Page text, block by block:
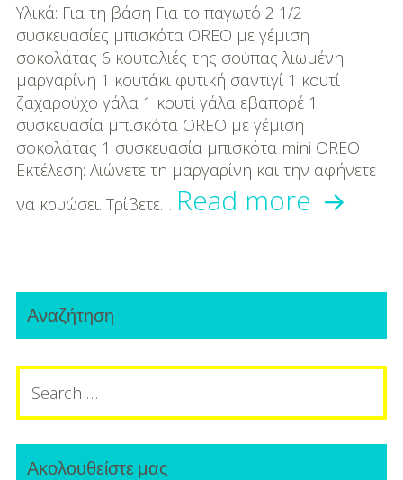
Deco
DIY
Διατροφή-Συνταγές
Συνταγές
Συμβουλές
Υλικά: Για τη βάση Για το παγωτό 2 1/2
συσκευασίες μπισκότα OREO με γέμιση
σοκολάτας 6 κουταλιές της σούπας λιωμένη
μαργαρίνη 1 κουτάκι φυτική σαντιγί 1 κουτί
ζαχαρούχο γάλα 1 κουτί γάλα εβαπορέ 1
συσκευασία μπισκότα OREO με γέμιση
σοκολάτας 1 συσκευασία μπισκότα mini OREO
Εκτέλεση: Λιώνετε τη μαργαρίνη και την αφήνετε
να κρυώσει. Τρίβετε… Read more
με
Primary
Sidebar
Αναζήτηση
Search
for:
Ακολουθείστε μας